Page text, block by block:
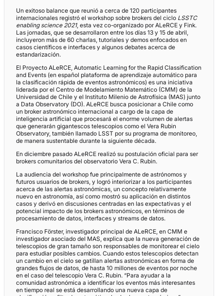
Un exitoso balance que reunió a cerca de 120 participantes
internacionales registró el workshop sobre brokers del ciclo LSSTC
enabling science 2021, esta vez co-organizado por ALeRCE y Fink.
Las jornadas, que se desarrollaron entre los días 13 y 15 de abril,
incluyeron más de 60 charlas, tutoriales y demos enfocados en
casos científicos e interfaces y algunos debates acerca de
estandarización.
El Proyecto ALeRCE, Automatic Learning for the Rapid Classification
and Events (en español plataforma de aprendizaje automático para
la clasificación rápida de eventos astronómicos) es una iniciativa
liderada por el Centro de Modelamiento Matemático (CMM) de la
Universidad de Chile y el Instituto Milenio de Astrofísica (MAS) junto
a Data Observatory (DO). ALeRCE busca posicionar a Chile como
un broker astronómico internacional a cargo de la capa de
inteligencia artificial que procesará el enorme volumen de alertas
que generarán gigantescos telescopios como el Vera Rubin
Observatory, también llamado LSST por su programa de monitoreo,
de manera sustentable durante la siguiente década.
En diciembre pasado ALeRCE realizó su postulación oficial para ser
brokers comunitarios del observatorio Vera C. Rubin.
La audiencia del workshop fue principalmente de astrónomos y
futuros usuarios de brokers, y logró interiorizar a los participantes
acerca de las alertas astronómicas, un concepto relativamente
nuevo en astronomía, así como mostró su aplicación en distintos
casos y derivó en discusiones centradas en las expectativas y el
potencial impacto de los brokers astronómicos, en términos de
procesamiento de datos, interfaces y streams de datos.
Francisco Förster, investigador principal de ALeRCE, en CMM e
investigador asociado del MAS, explica que la nueva generación de
telescopios de gran tamaño son responsables de monitorear el cielo
para estudiar posibles cambios. Cuando estos telescopios detectan
un cambio en el cielo se gatillan alertas astronómicas en forma de
grandes flujos de datos, de hasta 10 millones de eventos por noche
en el caso del telescopio Vera C. Rubin. “Para ayudar a la
comunidad astronómica a identificar los eventos más interesantes
en tiempo real se está desarrollando una nueva capa de